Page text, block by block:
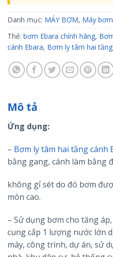
Danh mục: MÁY BƠM, Máy
Thẻ: bơm Ebara chính hãng,
cánh Ebara, Bơm ly tâm hai
Mô tả
Ứng dụng:
– Bơm ly tâm hai tầng cánh
bằng gang, cánh làm bằng
không gỉ sét do đó bơm
mòn cao.
– Sử dụng bơm cho tăng
cung cấp 1 lượng nước lớn
máy, công trình, dự án, sử